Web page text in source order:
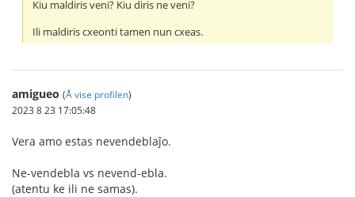
Kiu maldiris veni? Kiu diris ne veni?
Ili maldiris cxeonti tamen nun cxeas.
amigueo (Å vise profilen)
2023 8 23 17:05:48
Vera amo estas nevendeblaĵo.
Ne-vendebla vs nevend-ebla.
(atentu ke ili ne samas).